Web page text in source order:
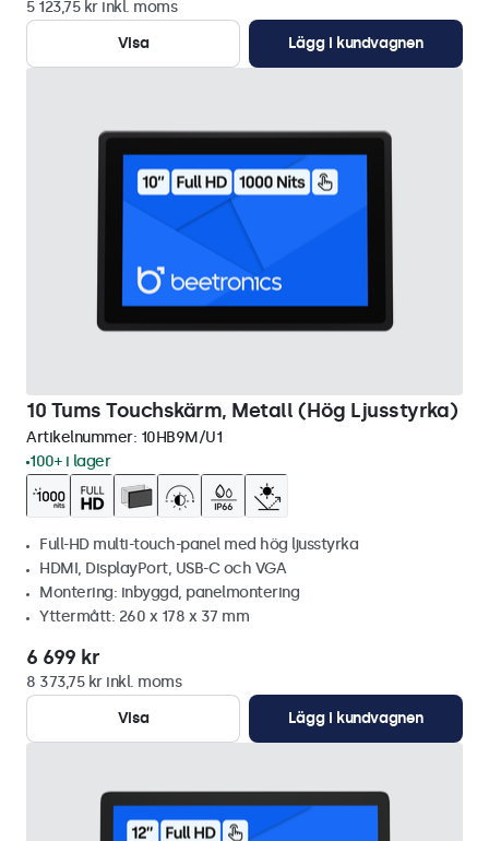
5 123,75 kr inkl. moms
Visa
Lägg i kundvagnen
10 Tums Touchskärm, Metall (Hög Ljusstyrka)
Artikelnummer: 10HB9M/U1
100+ i lager
Full-HD multi-touch-panel med hög ljusstyrka
HDMI, DisplayPort, USB-C och VGA
Montering: inbyggd, panelmontering
Yttermått: 260 x 178 x 37 mm
6 699 kr
8 373,75 kr inkl. moms
Visa
Lägg i kundvagnen